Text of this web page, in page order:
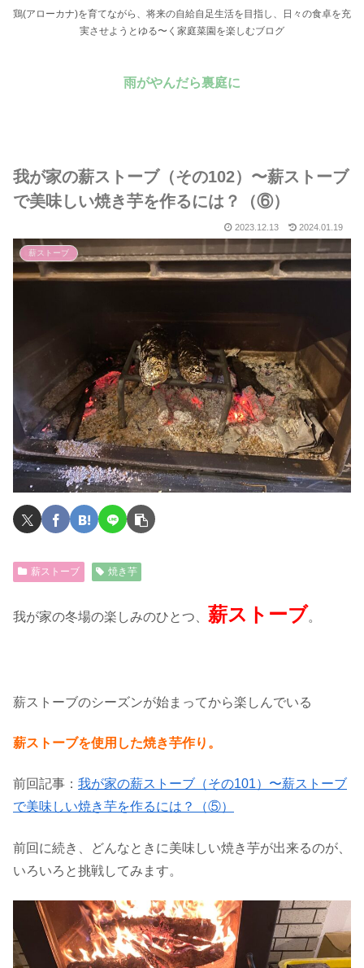
鶏(アローカナ)を育てながら、将来の自給自足生活を目指し、日々の食卓を充
実させようとゆる〜く家庭菜園を楽しむブログ
雨がやんだら裏庭に
我が家の薪ストーブ（その102）〜薪ストーブ
で美味しい焼き芋を作るには？（⑥）
2023.12.13 2024.01.19
薪ストーブ
薪ストーブ 焼き芋
我が家の冬場の楽しみのひとつ、 薪ストーブ。
薪ストーブのシーズンが始まってから楽しんでいる
薪ストーブを使用した焼き芋作り。
前回記事： 我が家の薪ストーブ（その101）〜薪ストーブ
で美味しい焼き芋を作るには？（⑤）
前回に続き、どんなときに美味しい焼き芋が出来るのが、
いろいろと挑戦してみます。